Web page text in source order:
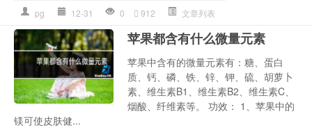
pg 12-31 0 912 文章列表
苹果都含有什么微量元素
苹果中含有的微量元素有：糖、蛋白
质、钙、磷、铁、锌、钾、硫、胡萝卜
素、维生素B1、维生素B2、维生素C、
烟酸、纤维素等。 功效： 1、苹果中的
镁可使皮肤健...